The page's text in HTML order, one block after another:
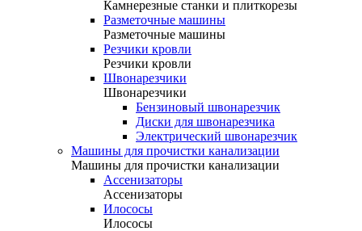
Камнерезные станки и плиткорезы
Разметочные машины
Разметочные машины
Резчики кровли
Резчики кровли
Швонарезчики
Швонарезчики
Бензиновый швонарезчик
Диски для швонарезчика
Электрический швонарезчик
Машины для прочистки канализации
Машины для прочистки канализации
Ассенизаторы
Ассенизаторы
Илососы
Илососы